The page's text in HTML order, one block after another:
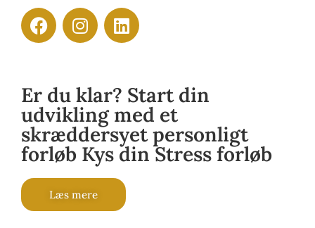
Er du klar? Start din
udvikling med et
skræddersyet personligt
forløb Kys din Stress forløb
Læs mere